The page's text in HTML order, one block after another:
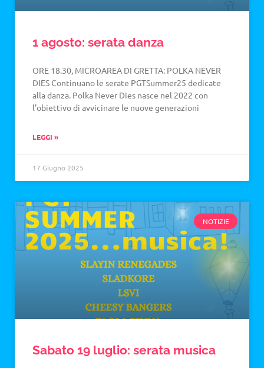
1 agosto: serata danza
ORE 18.30, MICROAREA DI GRETTA: POLKA NEVER
DIES Continuano le serate PGTSummer25 dedicate
alla danza. Polka Never Dies nasce nel 2022 con
l’obiettivo di avvicinare le nuove generazioni
LEGGI »
17 Giugno 2025
NOTIZIE
Sabato 19 luglio: serata musica